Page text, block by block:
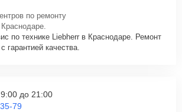
по ремонту
по технике Liebherr в Краснодаре. Ремонт
гарантией качества.
до 21:00
79